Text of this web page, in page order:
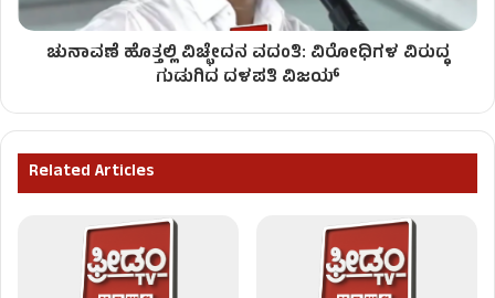
ಚುನಾವಣೆ ಹೊತ್ತಲ್ಲಿ ವಿಚ್ಛೇದನ ವದಂತಿ: ವಿರೋಧಿಗಳ ವಿರುದ್ಧ
ಗುಡುಗಿದ ದಳಪತಿ ವಿಜಯ್‌
Related Articles